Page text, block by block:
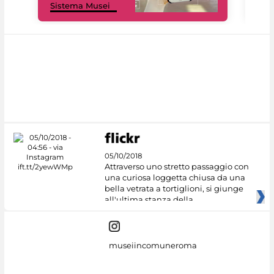
Sistema Musei
05/10/2018
Attraverso uno stretto passaggio con
una curiosa loggetta chiusa da una
bella vetrata a tortiglioni, si giunge
all'ultima stanza della
museiincomuneroma